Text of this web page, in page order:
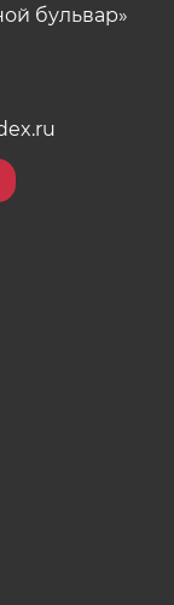
бульвар»